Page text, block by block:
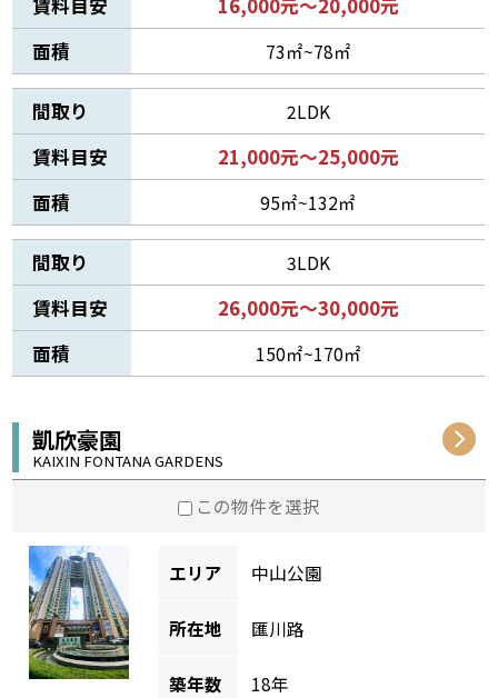
面積
73㎡~78㎡
間取り 2LDK
賃料目安
21,000元～25,000元
面積
95㎡~132㎡
間取り 3LDK
賃料目安
26,000元～30,000元
面積
150㎡~170㎡
凱欣豪園
KAIXIN FONTANA GARDENS
この物件を選択
エリア 中山公園
所在地 匯川路
築年数 18年